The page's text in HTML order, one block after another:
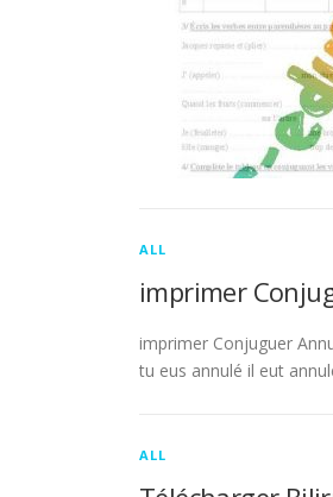
ALL
imprimer
imprimer Conjuguer
tu eus annulé il eut
ALL